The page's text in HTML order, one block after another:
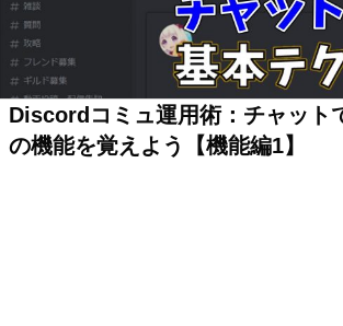
Discordコミュ運用術：チャット
の機能を覚えよう【機能編1】